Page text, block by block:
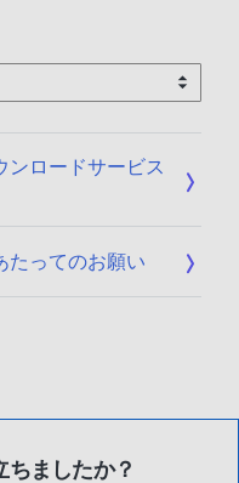
ンロードサービス
たってのお願い
ちましたか？